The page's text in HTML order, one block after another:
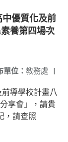
優質化及前
養第四場次
單位： 教務處 |
導學校計畫八
享會」，請貴
，請查照